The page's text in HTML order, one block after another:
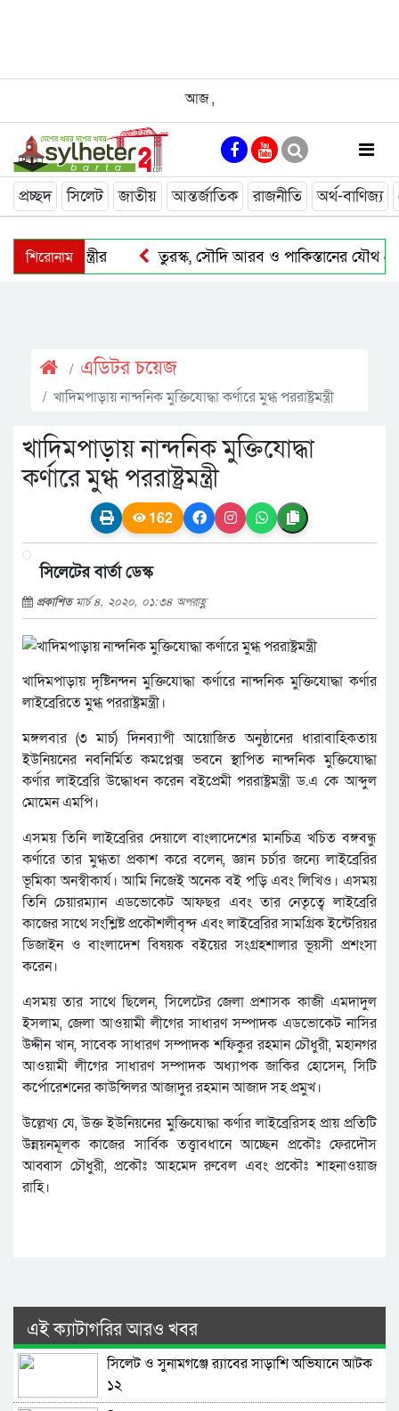
আজ,
প্রচ্ছদ সিলেট জাতীয় আন্তর্জাতিক রাজনীতি অর্থ-বাণিজ্য
শিরোনাম
প্রধানমন্ত্রীর তুরস্ক, সৌদি আরব ও পাকিস্তানের যৌথ
এডিটর চয়েজ
খাদিমপাড়ায় নান্দনিক মুক্তিযোদ্ধা কর্ণারে মুগ্ধ পররাষ্ট্রমন্ত্রী
খাদিমপাড়ায় নান্দনিক মুক্তিযোদ্ধা
কর্ণারে মুগ্ধ পররাষ্ট্রমন্ত্রী
162
সিলেটের বার্তা ডেস্ক
প্রকাশিতমার্চ ৪, ২০২০, ০১:৩৪ অপরাহ্ণ
খাদিমপাড়ায় দৃষ্টিনন্দন মুক্তিযোদ্ধা কর্ণারে নান্দনিক মুক্তিযোদ্ধা কর্ণার
লাইব্রেরিতে মুগ্ধ পররাষ্ট্রমন্ত্রী।
মঙ্গলবার (৩ মার্চ) দিনব্যাপী আয়োজিত অনুষ্ঠানের ধারাবাহিকতায়
ইউনিয়নের নবনির্মিত কমপ্লেক্স ভবনে স্থাপিত নান্দনিক মুক্তিযোদ্ধা
কর্ণার লাইব্রেরি উদ্ধোধন করেন বইপ্রেমী পররাষ্ট্রমন্ত্রী ড.এ কে আব্দুল
মোমেন এমপি।
এসময় তিনি লাইব্রেরির দেয়ালে বাংলাদেশের মানচিত্র খচিত বঙ্গবন্ধু
কর্ণারে তার মুগ্ধতা প্রকাশ করে বলেন, জ্ঞান চর্চার জন্যে লাইব্রেরির
ভূমিকা অনস্বীকার্য। আমি নিজেই অনেক বই পড়ি এবং লিখিও। এসময়
তিনি চেয়ারম্যান এডভোকেট আফছর এবং তার নেতৃত্বে লাইব্রেরি
কাজের সাথে সংশ্লিষ্ট প্রকৌশলীবৃন্দ এবং লাইব্রেরির সামগ্রিক ইন্টেরিয়র
ডিজাইন ও বাংলাদেশ বিষয়ক বইয়ের সংগ্রহশালার ভূয়সী প্রশংসা
করেন।
এসময় তার সাথে ছিলেন, সিলেটের জেলা প্রশাসক কাজী এমদাদুল
ইসলাম, জেলা আওয়ামী লীগের সাধারণ সম্পাদক এডভোকেট নাসির
উদ্দীন খান, সাবেক সাধারণ সম্পাদক শফিকুর রহমান চৌধুরী, মহানগর
আওয়ামী লীগের সাধারণ সম্পাদক অধ্যাপক জাকির হোসেন, সিটি
কর্পোরেশনের কাউন্সিলর আজাদুর রহমান আজাদ সহ প্রমুখ।
উল্লেখ্য যে, উক্ত ইউনিয়নের মুক্তিযোদ্ধা কর্ণার লাইব্রেরিসহ প্রায় প্রতিটি
উন্নয়নমূলক কাজের সার্বিক তত্ত্বাবধানে আচ্ছেন প্রকৌঃ ফেরদৌস
আব্বাস চৌধুরী, প্রকৌঃ আহমেদ রুবেল এবং প্রকৌঃ শাহনাওয়াজ
রাহি।
এই ক্যাটাগরির আরও খবর
সিলেট ও সুনামগঞ্জে র‌্যাবের সাড়াশি অভিযানে আটক
১২